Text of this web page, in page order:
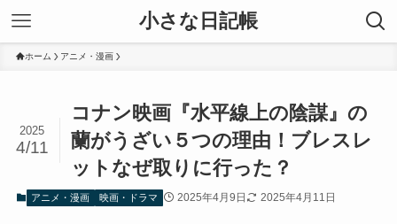
小さな日記帳
ホーム アニメ・漫画
コナン映画『水平線上の陰謀』の
蘭がうざい５つの理由！ブレスレ
ットなぜ取りに行った？
2025
4/11
アニメ・漫画 映画・ドラマ 2025年4月9日 2025年4月11日